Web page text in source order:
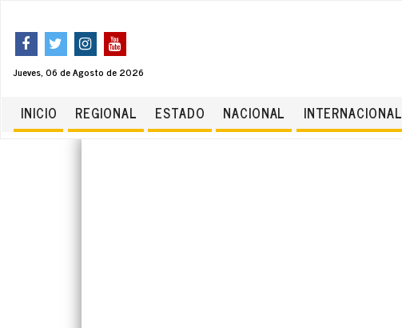
Jueves, 06 de Agosto de 2026
INICIO REGIONAL ESTADO NACIONAL INTERNACIONAL